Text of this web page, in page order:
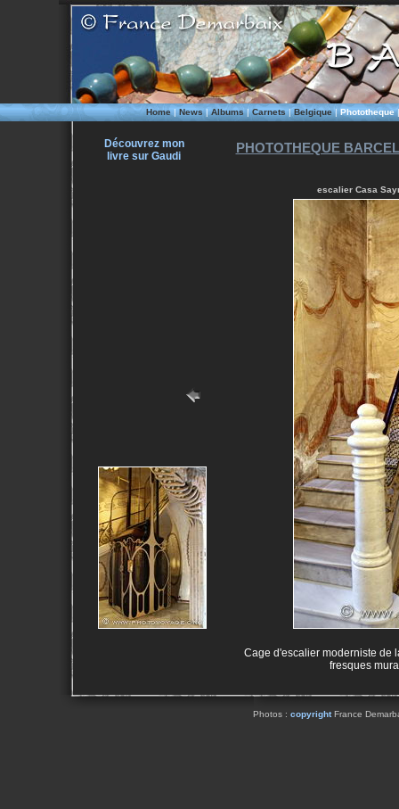
Home|News|Albums|Carnets|Belgique|Phototheque
Découvrez mon
livre sur Gaudi
PHOTOTHEQUE
escalier Casa
Cage d'escalier moderniste de
fresques
Photos : copyrightFrance